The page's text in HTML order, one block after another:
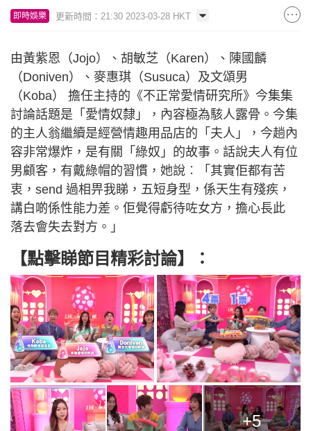
即時娛樂 更新時間：21:30 2023-03-28 HKT
由黃紫恩（Jojo）、胡敏芝（Karen）、陳國麟
（Doniven）、麥惠琪（Susuca）及文頌男
（Koba） 擔任主持的《不正常愛情研究所》今集集
討論話題是「愛情奴隸」，內容極為駭人露骨。今集
的主人翁繼續是經營情趣用品店的「夫人」，今趟內
容非常爆炸，是有關「綠奴」的故事。話說夫人有位
男顧客，有戴綠帽的習慣，她說︰「其實佢都有苦
衷，send 過相畀我睇，五短身型，係天生有殘疾，
講白啲係性能力差。佢覺得虧待咗女方，擔心長此
落去會失去對方。」
【點擊睇節目精彩討論】：
+5